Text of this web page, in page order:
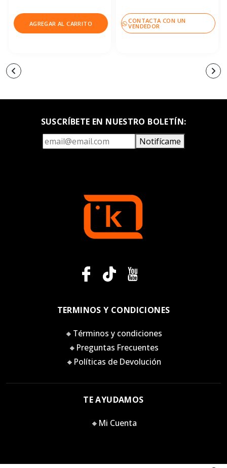
AGREGAR AL CARRITO CONTACTA CON UN
VENDEDOR
SUSCRÍBETE EN NUESTRO BOLETÍN:
Notifícame
TERMINOS Y CONDICIONES
🔸Términos y condiciones
🔸Preguntas Frecuentes
🔸Políticas de Devolución
TE AYUDAMOS
🔸Mi Cuenta